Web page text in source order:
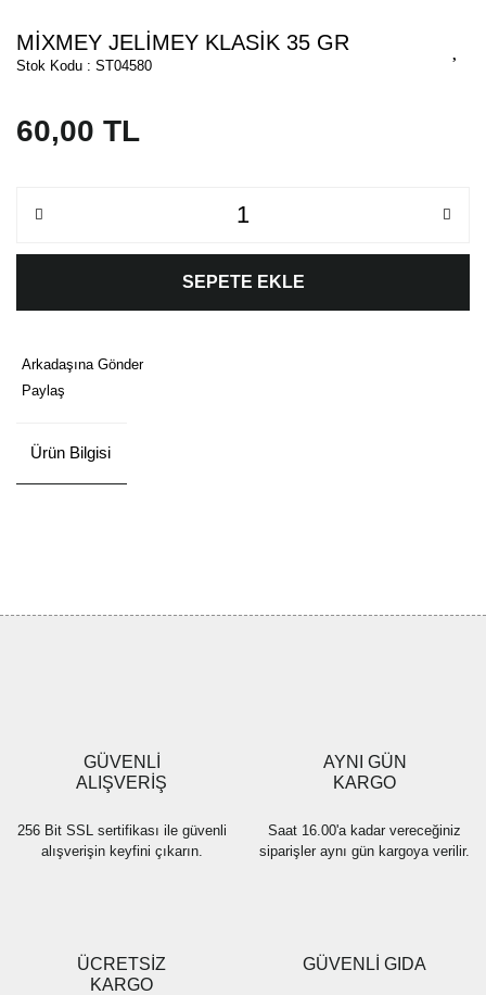
MİXMEY JELİMEY KLASİK 35 GR
Stok Kodu : ST04580
60,00 TL
SEPETE EKLE
Arkadaşına Gönder
Paylaş
Ürün Bilgisi
GÜVENLİ
ALIŞVERİŞ
256 Bit SSL sertifikası ile güvenli
alışverişin keyfini çıkarın.
AYNI GÜN
KARGO
Saat 16.00'a kadar vereceğiniz
siparişler aynı gün kargoya verilir.
ÜCRETSİZ
KARGO
GÜVENLİ GIDA